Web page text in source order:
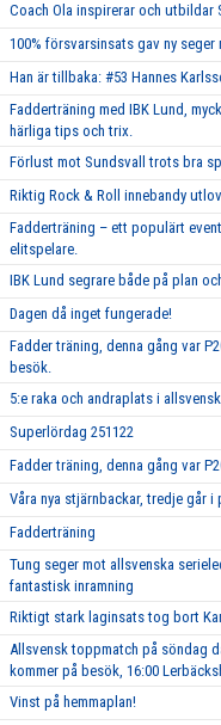
Coach Ola inspirerar och utbildar
100% försvarsinsats gav ny
Han är tillbaka: #53 Hannes
Fadderträning med IBK Lund,
härliga tips och trix.
Förlust mot Sundsvall trots bra
Riktig Rock & Roll innebandy
Fadderträning – ett populärt
elitspelare.
IBK Lund segrare både på plan
Dagen då inget fungerade!
Fadder träning, denna gång var
besök.
5:e raka och andraplats i
Superlördag 251122
Fadder träning, denna gång var
Våra nya stjärnbackar, tredje går
Fadderträning
Tung seger mot allsvenska
fantastisk inramning
Riktigt stark laginsats tog bort
Allsvensk toppmatch på söndag
kommer på besök, 16:00
Vinst på hemmaplan!